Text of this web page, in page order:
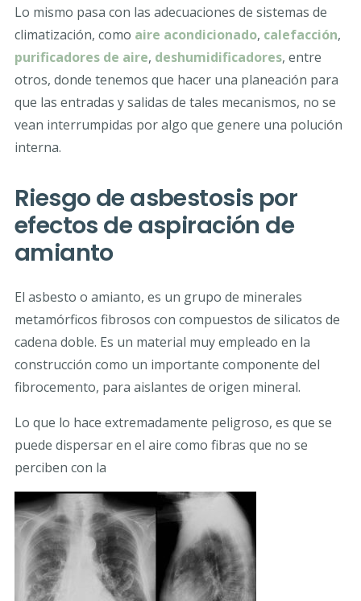
Lo mismo pasa con las adecuaciones de sistemas de
climatización, como aire acondicionado, calefacción,
purificadores de aire, deshumidificadores, entre
otros, donde tenemos que hacer una planeación para
que las entradas y salidas de tales mecanismos, no se
vean interrumpidas por algo que genere una polución
interna.
Riesgo de asbestosis por
efectos de aspiración de
amianto
El asbesto o amianto, es un grupo de minerales
metamórficos fibrosos con compuestos de silicatos de
cadena doble. Es un material muy empleado en la
construcción como un importante componente del
fibrocemento, para aislantes de origen mineral.
Lo que lo hace extremadamente peligroso, es que se
puede dispersar en el aire como fibras que no se
perciben con la